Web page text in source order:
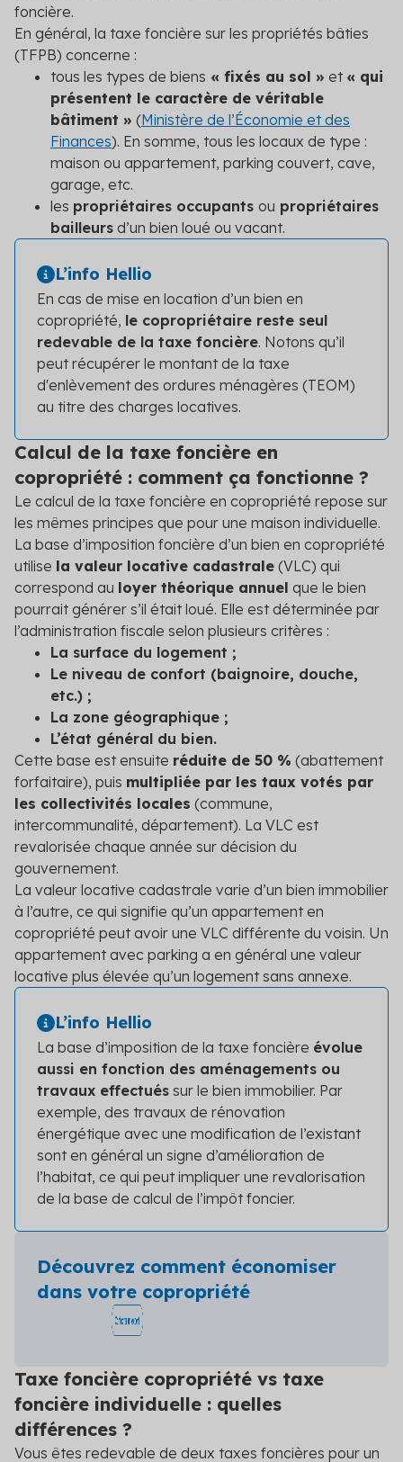
foncière.
En général, la taxe foncière sur les propriétés bâties
(TFPB) concerne :
tous les types de biens « fixés au sol » et « qui
présentent le caractère de véritable
bâtiment » (Ministère de l’Économie et des
Finances). En somme, tous les locaux de type :
maison ou appartement, parking couvert, cave,
garage, etc.
les propriétaires occupants ou propriétaires
bailleurs d’un bien loué ou vacant.
L’info Hellio
En cas de mise en location d’un bien en
copropriété, le copropriétaire reste seul
redevable de la taxe foncière. Notons qu’il
peut récupérer le montant de la taxe
d'enlèvement des ordures ménagères (TEOM)
au titre des charges locatives.
Calcul de la taxe foncière en
copropriété : comment ça fonctionne ?
Le calcul de la taxe foncière en copropriété repose sur
les mêmes principes que pour une maison individuelle.
La base d’imposition foncière d’un bien en copropriété
utilise la valeur locative cadastrale (VLC) qui
correspond au loyer théorique annuel que le bien
pourrait générer s’il était loué. Elle est déterminée par
l’administration fiscale selon plusieurs critères :
La surface du logement ;
Le niveau de confort (baignoire, douche,
etc.) ;
La zone géographique ;
L’état général du bien.
Cette base est ensuite réduite de 50 % (abattement
forfaitaire), puis multipliée par les taux votés par
les collectivités locales (commune,
intercommunalité, département). La VLC est
revalorisée chaque année sur décision du
gouvernement.
La valeur locative cadastrale varie d’un bien immobilier
à l’autre, ce qui signifie qu’un appartement en
copropriété peut avoir une VLC différente du voisin. Un
appartement avec parking a en général une valeur
locative plus élevée qu’un logement sans annexe.
L’info Hellio
La base d’imposition de la taxe foncière évolue
aussi en fonction des aménagements ou
travaux effectués sur le bien immobilier. Par
exemple, des travaux de rénovation
énergétique avec une modification de l’existant
sont en général un signe d’amélioration de
l’habitat, ce qui peut impliquer une revalorisation
de la base de calcul de l’impôt foncier.
Découvrez comment économiser
dans votre copropriété
Taxe foncière copropriété vs taxe
foncière individuelle : quelles
différences ?
Vous êtes redevable de deux taxes foncières pour un